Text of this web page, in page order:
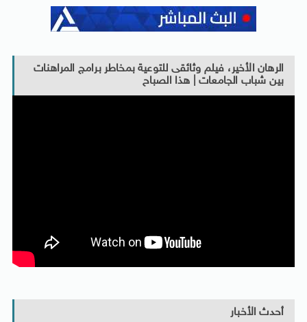
الرهان الأخير، فيلم وثائقى للتوعية بمخاطر برامج المراهنات
بين شباب الجامعات | هذا الصباح
أحدث الأخبار